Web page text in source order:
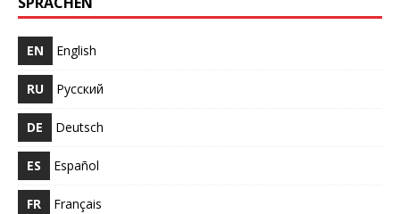
EN English
RU Русский
DE Deutsch
ES Español
FR Français